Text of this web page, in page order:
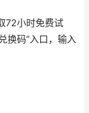
72小时免费试
换码”入口，输入